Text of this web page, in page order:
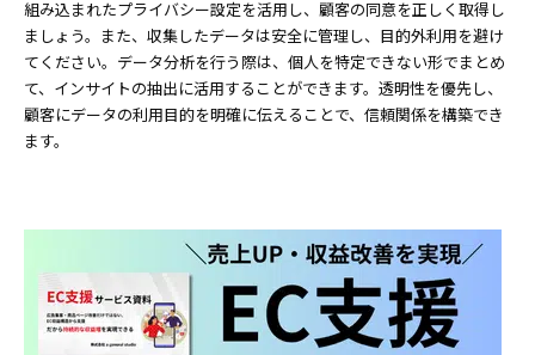
組み込まれたプライバシー設定を活用し、顧客の同意を正しく取得し
ましょう。また、収集したデータは安全に管理し、目的外利用を避け
てください。データ分析を行う際は、個人を特定できない形でまとめ
て、インサイトの抽出に活用することができます。透明性を優先し、
顧客にデータの利用目的を明確に伝えることで、信頼関係を構築でき
ます。